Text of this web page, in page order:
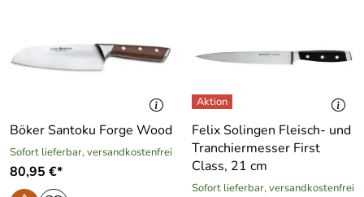
Böker Santoku Forge Wood
Sofort lieferbar, versandkostenfrei
80,95 €*
Felix Solingen Fleisch- und
Tranchiermesser First
Class, 21 cm
Sofort lieferbar, versandkostenfrei